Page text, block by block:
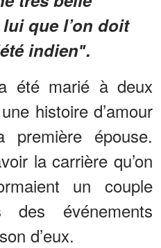
lui que l’on doit
indienʺ.
été marié à deux
histoire d’amour
première épouse.
la carrière qu’on
un couple
des événements
d’eux.